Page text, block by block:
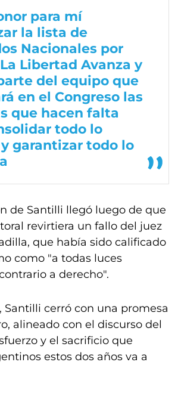
para mí
la lista de
Nacionales por
Libertad Avanza y
del equipo que
en el Congreso las
que hacen falta
todo lo
garantizar todo lo
de Santilli llegó luego de que
revirtiera un fallo del juez
que había sido calificado
como "a todas luces
a derecho".
Santilli cerró con una promesa
alineado con el discurso del
y el sacrificio que
estos dos años va a